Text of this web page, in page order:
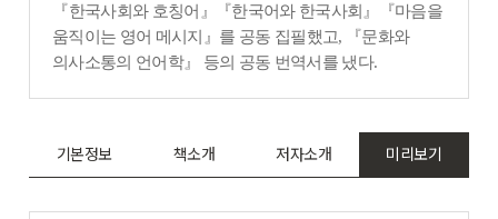
『한국사회와 호칭어 』『한국어와 한국사회 』『마음을
움직이는 영어 메시지 』 를 공동 집필했고, 『문화와
의사소통의 언어학』 등의 공동 번역서를 냈다.
기본정보 책소개 저자소개 미리보기